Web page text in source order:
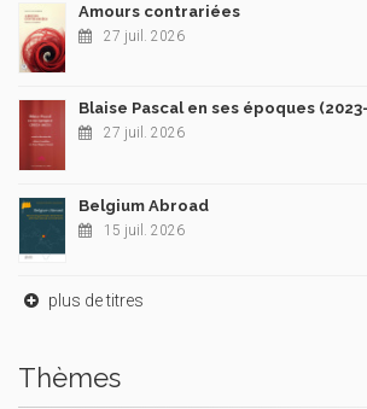
Amours contrariées
27 juil. 2026
Blaise Pascal en ses époques
27 juil. 2026
Belgium Abroad
15 juil. 2026
plus de titres
Thèmes